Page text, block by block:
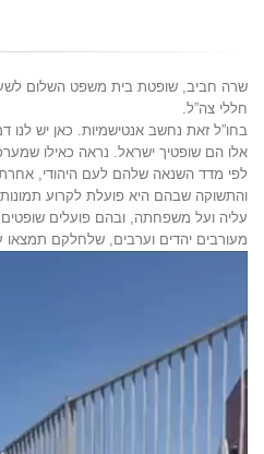
שרה חביב, שופטת בית משפט השלום
חללי צה”ל.
בחו”ל זאת נחשב אנטישמיות. כאן יש לנו
אלו הם שופטיך ישראל. נראה כאילו
לפי מדד השנאה שלהם לעם היהודי,
והתשוקה שבהם היא פועלת לקרוע
עליה ועל משפחתה, ובהם פועלים
מעורבים יהדים וערבים, שלחלקם תמצאו